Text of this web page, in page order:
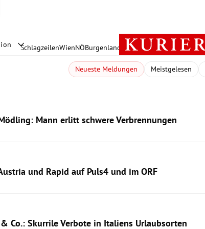
SchlagzeilenWienNÖBurgenland Österreich PolitikWirtschaft
Neueste Meldungen Meistgelesen
Mann erlitt schwere Verbrennungen
und Rapid auf Puls4 und im ORF
Co.: Skurrile Verbote in Italiens Urlaubsorten